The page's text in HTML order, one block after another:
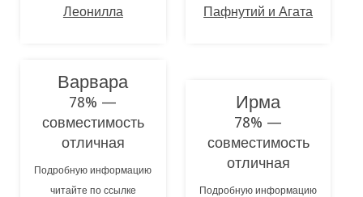
Леонилла
Пафнутий и Агата
Варвара
78% —
совместимость
отличная
Подробную информацию
читайте по ссылке
Ирма
78% —
совместимость
отличная
Подробную информацию